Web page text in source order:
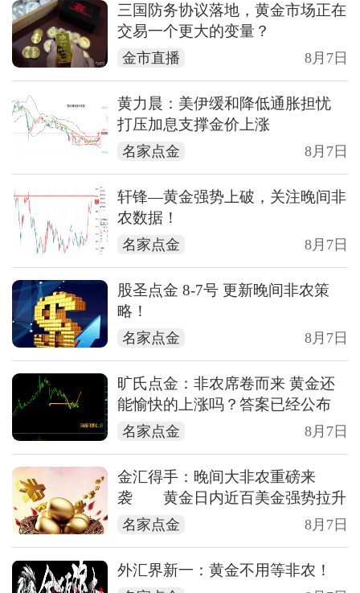
三国防务协议落地，黄金市场正在
交易一个更大的变量？
金市直播 8月7日
黄力晨：美伊缓和降低通胀担忧
打压加息支撑金价上涨
名家点金 8月7日
轩锋—黄金强势上破，关注晚间非
农数据！
名家点金 8月7日
股圣点金 8-7号 更新晚间非农策
略！
名家点金 8月7日
旷氏点金：非农席卷而来 黄金还
能愉快的上涨吗？答案已经公布
名家点金 8月7日
金汇得手：晚间大非农重磅来
袭 黄金日内近百美金强势拉升
名家点金 8月7日
外汇界新一：黄金不用等非农！